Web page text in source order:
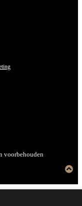
voorbehouden